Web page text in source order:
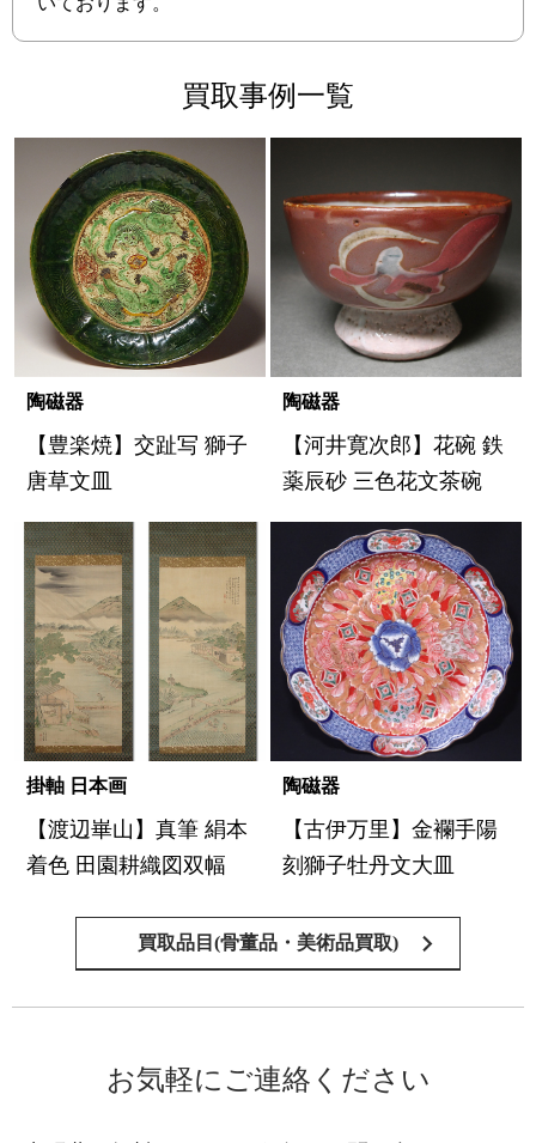
買取事例一覧
陶磁器
【豊楽焼】交趾写 獅子
唐草文皿
陶磁器
【河井寛次郎】花碗 鉄
薬辰砂 三色花文茶碗
掛軸 日本画
【渡辺崋山】真筆 絹本
着色 田園耕織図双幅
陶磁器
【古伊万里】金襴手陽
刻獅子牡丹文大皿
買取品目(骨董品・美術品買取)
お気軽にご連絡ください